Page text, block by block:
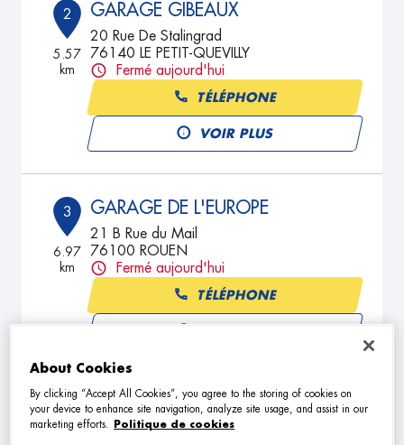
2
5.57
km
GARAGE GIBEAUX
20 Rue De Stalingrad
76140 LE PETIT-QUEVILLY
Fermé aujourd'hui
TÉLÉPHONE
VOIR PLUS
3
6.97
km
GARAGE DE L'EUROPE
21 B Rue du Mail
76100 ROUEN
Fermé aujourd'hui
TÉLÉPHONE
4 KENDAL CAR
338 Rue Denis Papin
About Cookies
By clicking “Accept All Cookies”, you agree to the storing of cookies on
your device to enhance site navigation, analyze site usage, and assist in our
marketing efforts.
Politique de cookies